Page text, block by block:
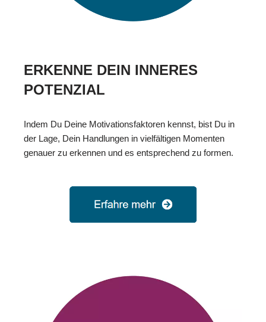
ERKENNE DEIN INNERES
POTENZIAL
Indem Du Deine Motivationsfaktoren kennst, bist Du in
der Lage, Dein Handlungen in vielfältigen Momenten
genauer zu erkennen und es entsprechend zu formen.